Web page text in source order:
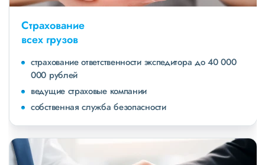
Страхование
всех грузов
страхование ответственности экспедитора до 40 000
000 рублей
ведущие страховые компании
собственная служба безопасности